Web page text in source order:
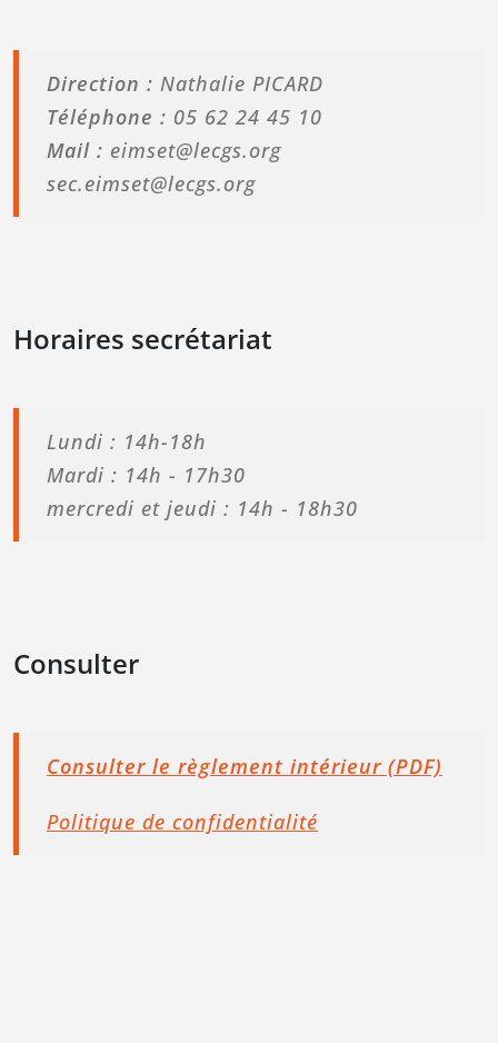
Direction : Nathalie PICARD
Téléphone : 05 62 24 45 10
Mail : eimset@lecgs.org
sec.eimset@lecgs.org
Horaires secrétariat
Lundi : 14h-18h
Mardi : 14h - 17h30
mercredi et jeudi : 14h - 18h30
Consulter
Consulter le règlement intérieur (PDF)
Politique de confidentialité